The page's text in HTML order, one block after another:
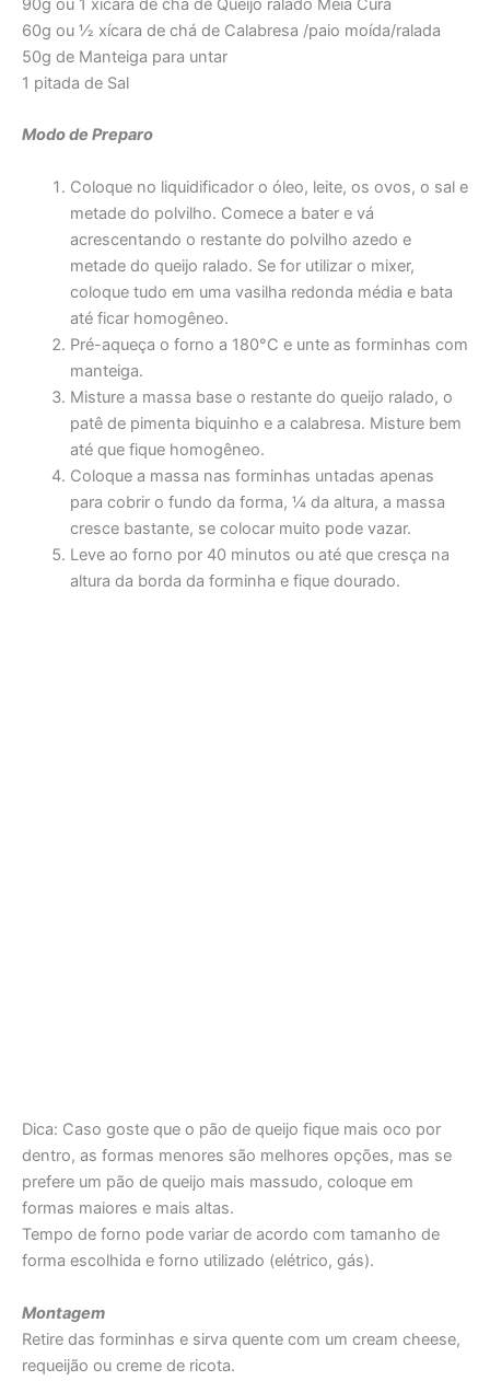
90g ou 1 xícara de chá de Queijo ralado Meia Cura
60g ou ½ xícara de chá de Calabresa /paio moída/ralada
50g de Manteiga para untar
1 pitada de Sal
Modo de Preparo
Coloque no liquidificador o óleo, leite, os ovos, o sal e
metade do polvilho. Comece a bater e vá
acrescentando o restante do polvilho azedo e
metade do queijo ralado. Se for utilizar o mixer,
coloque tudo em uma vasilha redonda média e bata
até ficar homogêneo.
Pré-aqueça o forno a 180°C e unte as forminhas com
manteiga.
Misture a massa base o restante do queijo ralado, o
patê de pimenta biquinho e a calabresa. Misture bem
até que fique homogêneo.
Coloque a massa nas forminhas untadas apenas
para cobrir o fundo da forma, ¼ da altura, a massa
cresce bastante, se colocar muito pode vazar.
Leve ao forno por 40 minutos ou até que cresça na
altura da borda da forminha e fique dourado.
Dica: Caso goste que o pão de queijo fique mais oco por
dentro, as formas menores são melhores opções, mas se
prefere um pão de queijo mais massudo, coloque em
formas maiores e mais altas.
Tempo de forno pode variar de acordo com tamanho de
forma escolhida e forno utilizado (elétrico, gás).
Montagem
Retire das forminhas e sirva quente com um cream cheese,
requeijão ou creme de ricota.